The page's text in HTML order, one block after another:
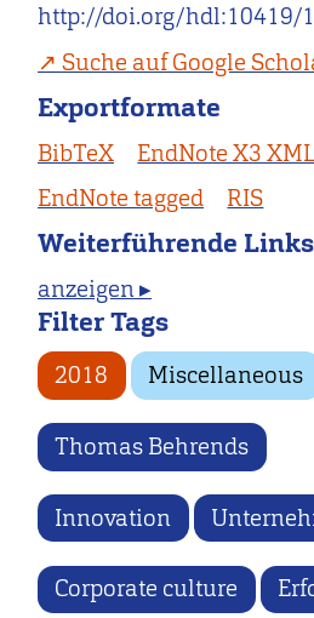
http://doi.org/hdl:10419/
Suche auf Google
Exportformate
BibTeX EndNote X3
EndNote tagged
RIS
Weiterführende Links
anzeigen ▸
Filter Tags
2018 Miscellaneous
Thomas Behrends
Innovation
Corporate culture